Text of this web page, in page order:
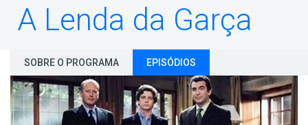
A Lenda da Garça
SOBRE O PROGRAMA EPISÓDIOS